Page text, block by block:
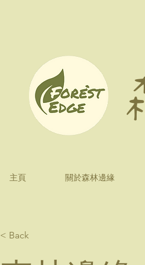
主頁 關於森林邊緣
< Back